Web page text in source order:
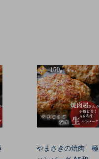
やまさきの焼肉 極